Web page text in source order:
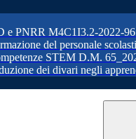
PNRR M4C1I3.2-2022-
del personale
STEM D.M.
dei divari negli